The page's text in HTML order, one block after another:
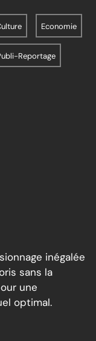
Economie
Reportage
inégalée
sans la
une
optimal.